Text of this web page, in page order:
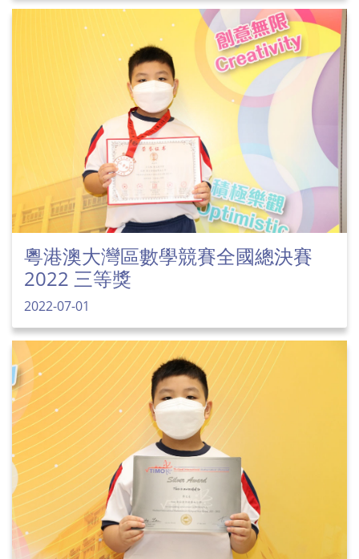
粵港澳大灣區數學競賽全國總決賽
2022 三等獎
2022-07-01